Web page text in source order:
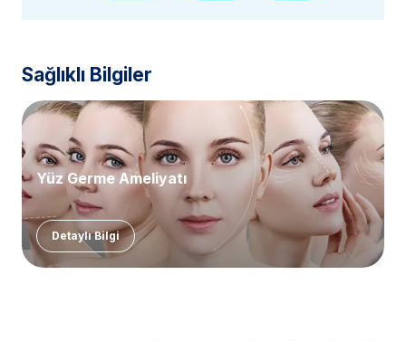
Sağlıklı Bilgiler
Yüz Germe Ameliyatı
Detaylı Bilgi